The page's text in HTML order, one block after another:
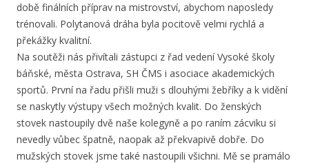
době finálních příprav na mistrovství, abychom naposledy
trénovali. Polytanová dráha byla pocitově velmi rychlá a
překážky kvalitní.
Na soutěži nás přivítali zástupci z řad vedení Vysoké školy
báňské, města Ostrava, SH ČMS i asociace akademických
sportů. První na řadu přišli muži s dlouhými žebříky a k vidění
se naskytly výstupy všech možných kvalit. Do ženských
stovek nastoupily dvě naše kolegyně a po raním zácviku si
nevedly vůbec špatně, naopak až překvapivě dobře. Do
mužských stovek jsme také nastoupili všichni. Mě se pramálo